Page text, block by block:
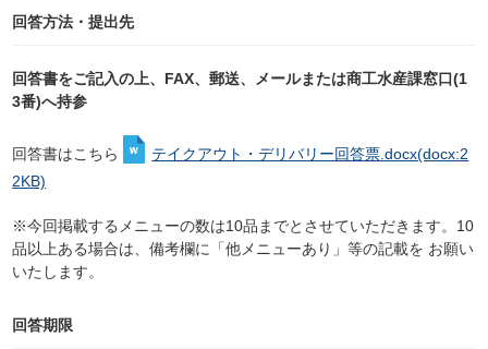
回答方法・提出先
回答書をご記入の上、FAX、郵送、メールまたは商工水産課窓口(1
3番)へ持参
回答書はこちら テイクアウト・デリバリー回答票.docx(docx:2
2KB)
※今回掲載するメニューの数は10品までとさせていただきます。10
品以上ある場合は、備考欄に「他メニューあり」等の記載を お願い
いたします。
回答期限